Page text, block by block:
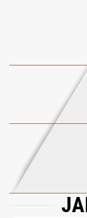
ciepła, podczas
bursztynu, wanilii,
Rezultatem jest
zarówno słodyczą,
Ambre Superfluide
której czas wydaje